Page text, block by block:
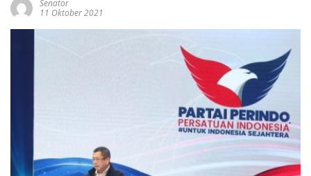
Senator
11 Oktober 2021